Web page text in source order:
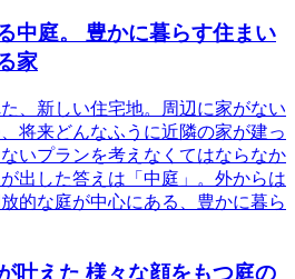
中庭。 豊かに暮らす住まい
家
、新しい住宅地。周辺に家がない
将来どんなふうに近隣の家が建っ
いプランを考えなくてはならなか
出した答えは「中庭」。外からは
的な庭が中心にある、豊かに暮ら
叶えた 様々な顔をもつ庭の